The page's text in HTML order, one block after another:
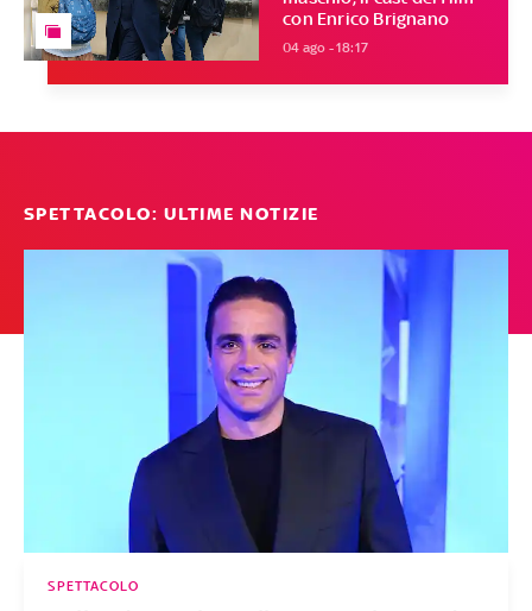
con Enrico Brignano
04 ago - 18:17
SPETTACOLO: ULTIME NOTIZIE
SPETTACOLO